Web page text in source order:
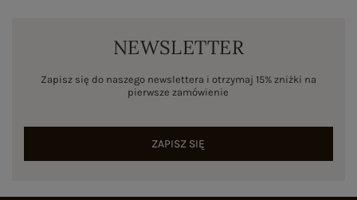
NEWSLETTER
Zapisz się do naszego newslettera i otrzymaj 15% zniżki na
pierwsze zamówienie
ZAPISZ SIĘ